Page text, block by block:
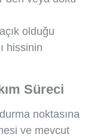
olduğu
hissinin
Süreci
noktasına
ve mevcut